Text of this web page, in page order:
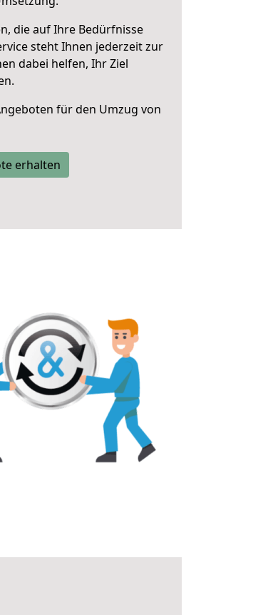
die auf Ihre Bedürfnisse
steht Ihnen jederzeit zur
dabei helfen, Ihr Ziel
für den Umzug von
erhalten